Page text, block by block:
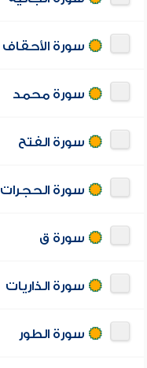
سورة الأحقاف
سورة محمد
سورة الفتح
سورة الحجرات
سورة ق
سورة الذاريات
سورة الطور